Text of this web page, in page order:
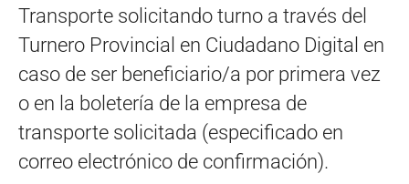
Transporte solicitando turno a través del
Turnero Provincial en Ciudadano Digital en
caso de ser beneficiario/a por primera vez
o en la boletería de la empresa de
transporte solicitada (especificado en
correo electrónico de confirmación).